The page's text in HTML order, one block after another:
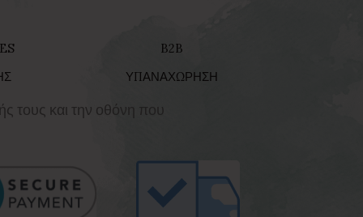
B2B
ΥΠΑΝΑΧΩΡΗΣΗ
τους και την οθόνη που